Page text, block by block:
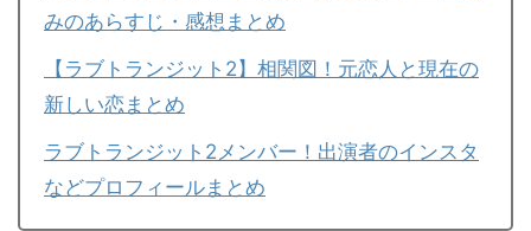
みのあらすじ・感想まとめ
【ラブトランジット2】相関図！元恋人と現在の
新しい恋まとめ
ラブトランジット2メンバー！出演者のインスタ
などプロフィールまとめ